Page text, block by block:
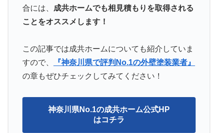
合には、 成共ホームでも相見積もりを取得される
ことをオススメします！
この記事では成共ホームについても紹介していま
すので、
『神奈川県で評判No.1の外壁塗装業者』
の章もぜひチェックしてみてください！
神奈川県No.1の成共ホーム公式HP
はコチラ